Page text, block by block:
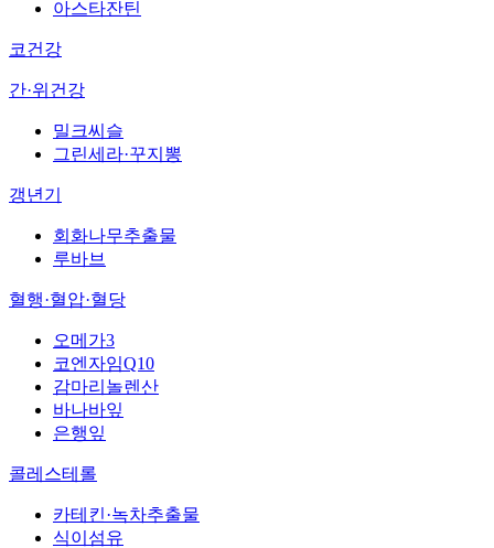
아스타잔틴
코건강
간·위건강
밀크씨슬
그린세라·꾸지뽕
갱년기
회화나무추출물
루바브
혈행·혈압·혈당
오메가3
코엔자임Q10
감마리놀렌산
바나바잎
은행잎
콜레스테롤
카테킨·녹차추출물
식이섬유